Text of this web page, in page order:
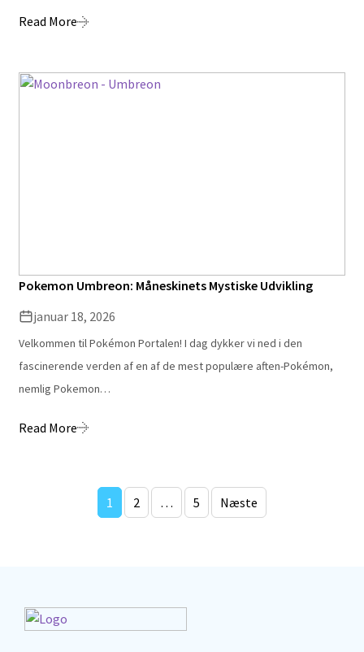
Read More
Pokemon Umbreon: Måneskinets Mystiske Udvikling
januar 18, 2026
Velkommen til Pokémon Portalen! I dag dykker vi ned i den
fascinerende verden af en af de mest populære aften-Pokémon,
nemlig Pokemon…
Read More
Indlægsinddeling
1 2 … 5 Næste